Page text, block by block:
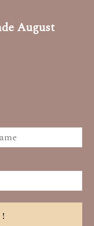
August